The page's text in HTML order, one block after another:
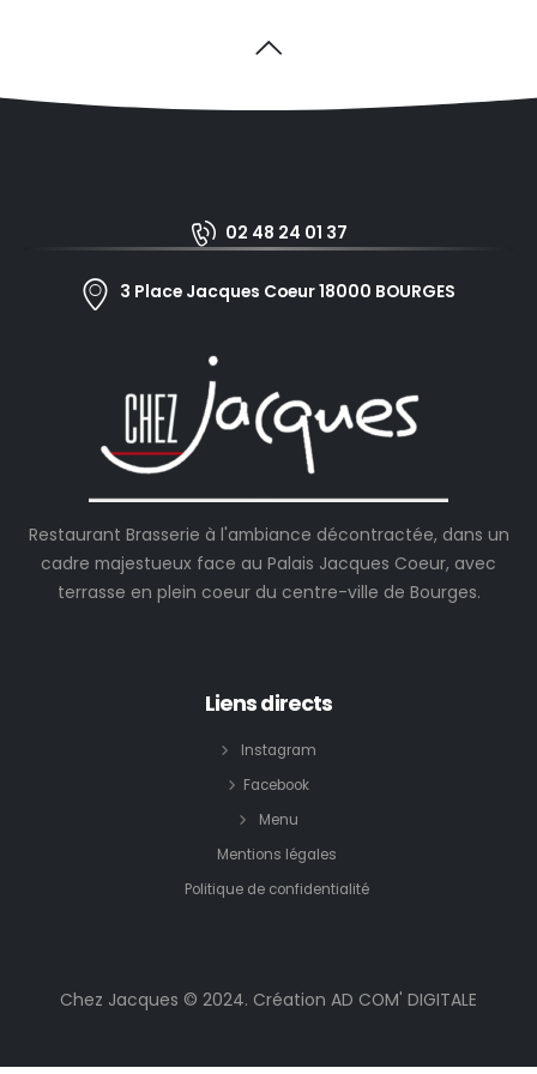
02 48 24 01 37
3 Place Jacques Coeur 18000 BOURGES
Restaurant Brasserie à l'ambiance décontractée, dans un
cadre majestueux face au Palais Jacques Coeur, avec
terrasse en plein coeur du centre-ville de Bourges.
Liens directs
Instagram
Facebook
Menu
Mentions légales
Politique de confidentialité
Chez Jacques © 2024. Création AD COM' DIGITALE